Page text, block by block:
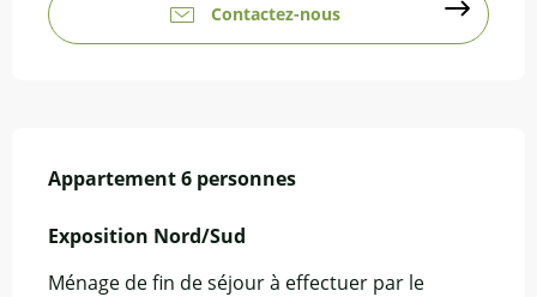
Contactez-nous
Appartement 6 personnes
Exposition Nord/Sud
Ménage de fin de séjour à effectuer par le